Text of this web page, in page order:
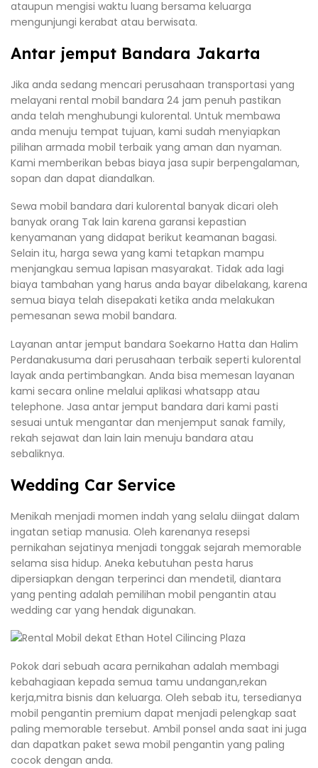
ataupun mengisi waktu luang bersama keluarga
mengunjungi kerabat atau berwisata.
Antar jemput Bandara Jakarta
Jika anda sedang mencari perusahaan transportasi yang
melayani rental mobil bandara 24 jam penuh pastikan
anda telah menghubungi kulorental. Untuk membawa
anda menuju tempat tujuan, kami sudah menyiapkan
pilihan armada mobil terbaik yang aman dan nyaman.
Kami memberikan bebas biaya jasa supir berpengalaman,
sopan dan dapat diandalkan.
Sewa mobil bandara dari kulorental banyak dicari oleh
banyak orang Tak lain karena garansi kepastian
kenyamanan yang didapat berikut keamanan bagasi.
Selain itu, harga sewa yang kami tetapkan mampu
menjangkau semua lapisan masyarakat. Tidak ada lagi
biaya tambahan yang harus anda bayar dibelakang, karena
semua biaya telah disepakati ketika anda melakukan
pemesanan sewa mobil bandara.
Layanan antar jemput bandara Soekarno Hatta dan Halim
Perdanakusuma dari perusahaan terbaik seperti kulorental
layak anda pertimbangkan. Anda bisa memesan layanan
kami secara online melalui aplikasi whatsapp atau
telephone. Jasa antar jemput bandara dari kami pasti
sesuai untuk mengantar dan menjemput sanak family,
rekah sejawat dan lain lain menuju bandara atau
sebaliknya.
Wedding Car Service
Menikah menjadi momen indah yang selalu diingat dalam
ingatan setiap manusia. Oleh karenanya resepsi
pernikahan sejatinya menjadi tonggak sejarah memorable
selama sisa hidup. Aneka kebutuhan pesta harus
dipersiapkan dengan terperinci dan mendetil, diantara
yang penting adalah pemilihan mobil pengantin atau
wedding car yang hendak digunakan.
Pokok dari sebuah acara pernikahan adalah membagi
kebahagiaan kepada semua tamu undangan,rekan
kerja,mitra bisnis dan keluarga. Oleh sebab itu, tersedianya
mobil pengantin premium dapat menjadi pelengkap saat
paling memorable tersebut. Ambil ponsel anda saat ini juga
dan dapatkan paket sewa mobil pengantin yang paling
cocok dengan anda.